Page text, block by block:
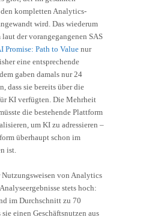
kompletten Analytics-
wird. Das wiederum
der vorangegangenen SAS
Promise: Path to Value nur
eine entsprechende
gaben damals nur 24
dass sie bereits über die
KI verfügten. Die Mehrheit
die bestehende Plattform
um KI zu adressieren –
überhaupt schon im
ist.
von Analytics
stets hoch:
im Durchschnitt zu 70
einen Geschäftsnutzen aus